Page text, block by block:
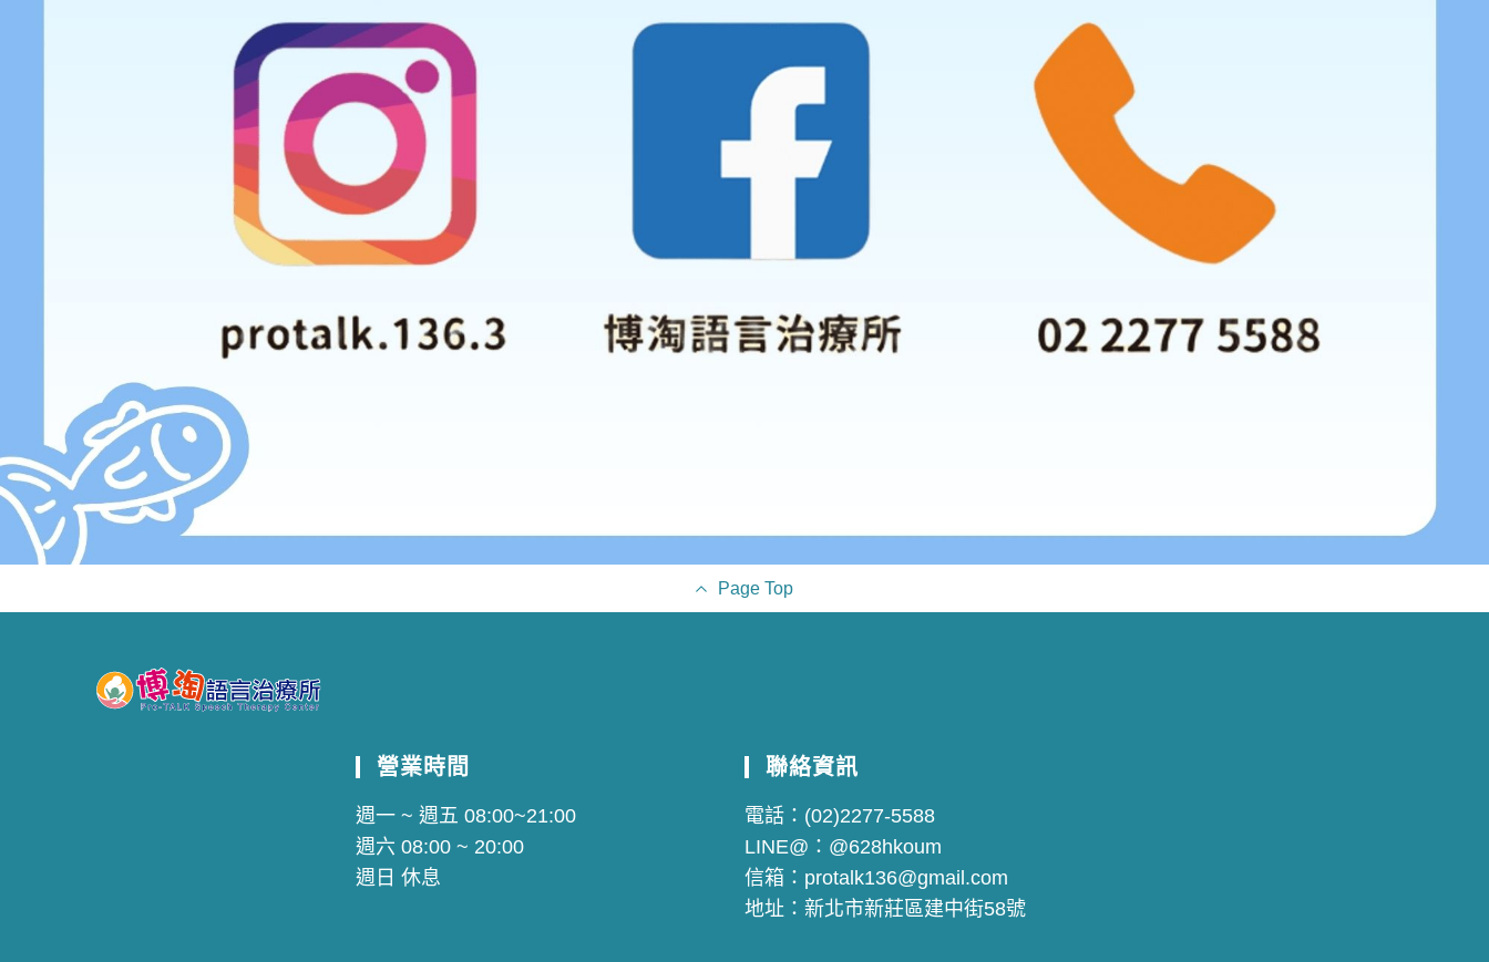
Page Top
營業時間
週一 ~ 週五 08:00~21:00
週六 08:00 ~ 20:00
週日 休息
聯絡資訊
電話： (02)2277-5588
LINE@： @628hkoum
信箱： protalk136@gmail.com
地址： 新北市新莊區建中街58號